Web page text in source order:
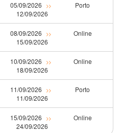
05/09/2026 >>
12/09/2026
Porto
08/09/2026 >>
15/09/2026
Online
10/09/2026 >>
18/09/2026
Online
11/09/2026 >>
11/09/2026
Porto
15/09/2026 >>
24/09/2026
Online